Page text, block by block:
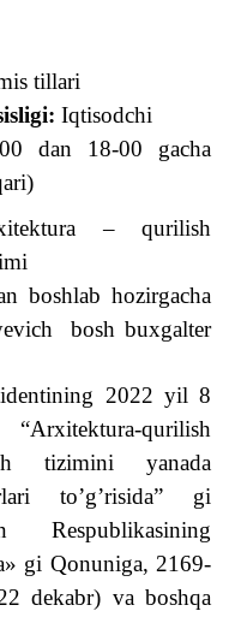
tillari
Iqtisodchi
dan 18-00 gacha
– qurilish
boshlab hozirgacha
bosh buxgalter
2022 yil 8
qurilish
tizimini yanada
to’g’risida” gi
gi Qonuniga, 2169-
dekabr) va boshqa